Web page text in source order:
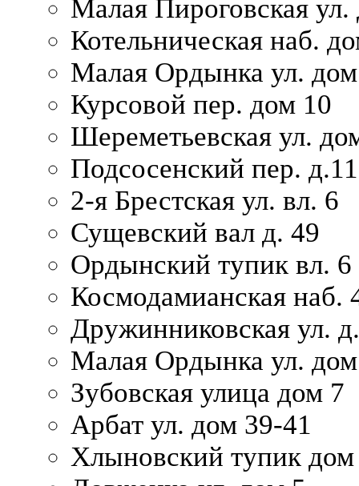
Малая Пироговская
Котельническая наб.
Малая Ордынка ул.
Курсовой пер. дом 10
Шереметьевская ул.
Подсосенский пер. д.11
2-я Брестская ул. вл. 6
Сущевский вал д. 49
Ордынский тупик вл. 6
Космодамианская наб.
Дружинниковская ул.
Малая Ордынка ул.
Зубовская улица дом 7
Арбат ул. дом 39-41
Хлыновский тупик